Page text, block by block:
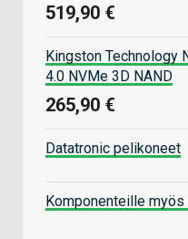
519,90 €
Kingston Technology
4.0 NVMe 3D NAND
265,90 €
Datatronic pelikoneet
Komponenteille